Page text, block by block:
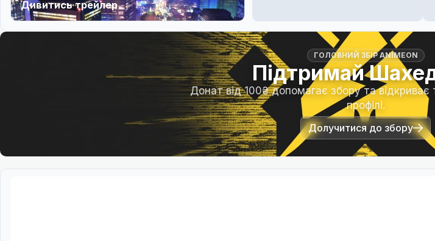
Дивитись трейлер
ГОЛОВНИЙ ЗБІР ANIMEON
Підтримай
Донат від 100₴ допомагає збору та
профілі.
Долучитися до збору